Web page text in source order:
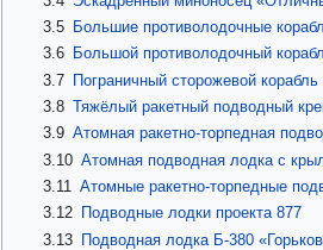
3.5
Большие противолодочные
3.6
Большой противолодочный
3.7 Пограничный сторожевой
3.8 Тяжёлый ракетный подводный
3.9 Атомная ракетно-торпедная
3.10 Атомная подводная лодка с
3.11
Атомные ракетно-торпедные
3.12
Подводные лодки проекта 877
3.13 Подводная лодка Б-380